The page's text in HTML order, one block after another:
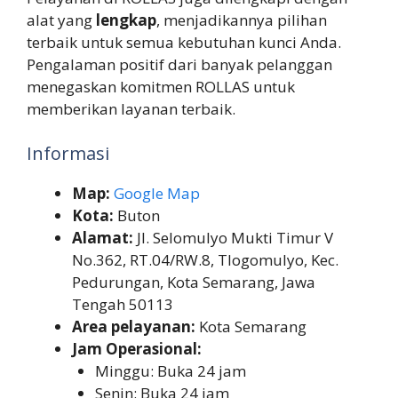
alat yang lengkap, menjadikannya pilihan
terbaik untuk semua kebutuhan kunci Anda.
Pengalaman positif dari banyak pelanggan
menegaskan komitmen ROLLAS untuk
memberikan layanan terbaik.
Informasi
Map: Google Map
Kota: Buton
Alamat: Jl. Selomulyo Mukti Timur V
No.362, RT.04/RW.8, Tlogomulyo, Kec.
Pedurungan, Kota Semarang, Jawa
Tengah 50113
Area pelayanan: Kota Semarang
Jam Operasional:
Minggu: Buka 24 jam
Senin: Buka 24 jam